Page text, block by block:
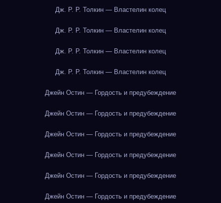
Дж. Р. Р. Толкин — Властелин колец
Дж. Р. Р. Толкин — Властелин колец
Дж. Р. Р. Толкин — Властелин колец
Дж. Р. Р. Толкин — Властелин колец
Джейн Остин — Гордость и предубеждение
Джейн Остин — Гордость и предубеждение
Джейн Остин — Гордость и предубеждение
Джейн Остин — Гордость и предубеждение
Джейн Остин — Гордость и предубеждение
Джейн Остин — Гордость и предубеждение